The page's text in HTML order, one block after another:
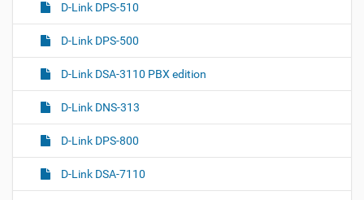
D-Link DPS-510
D-Link DPS-500
D-Link DSA-3110 PBX edition
D-Link DNS-313
D-Link DPS-800
D-Link DSA-7110